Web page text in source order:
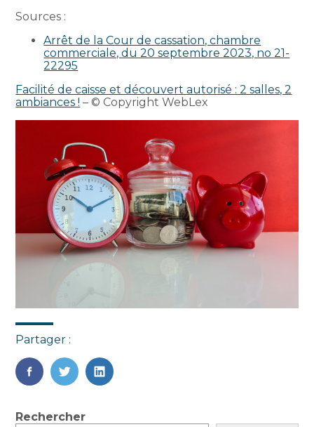
Sources :
Arrêt de la Cour de cassation, chambre
commerciale, du 20 septembre 2023, no 21-
22295
Facilité de caisse et découvert autorisé : 2 salles, 2
ambiances ! – © Copyright WebLex
Partager :
FaceBook
TwitterLinkedIn
Blog
Rechercher